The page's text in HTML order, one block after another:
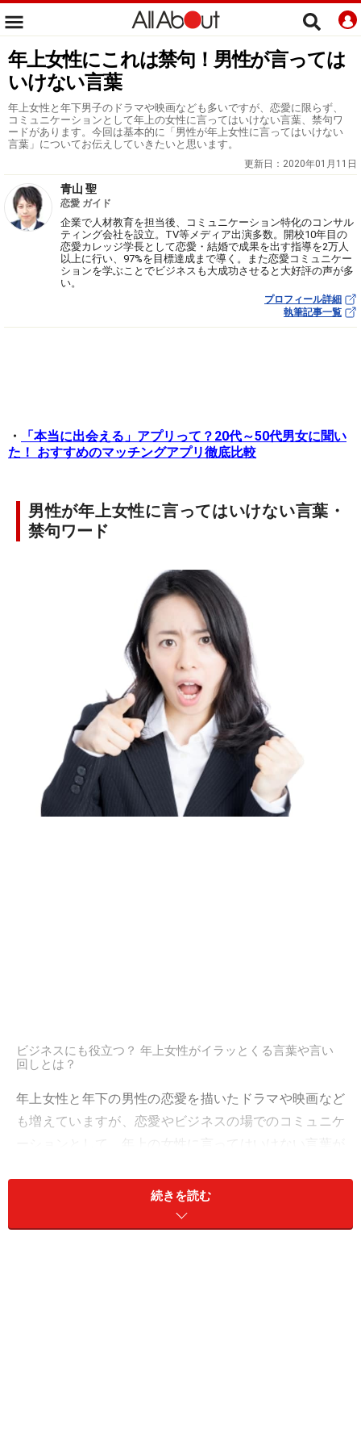
年上女性にこれは禁句！男性が言っては
いけない言葉
年上女性と年下男子のドラマや映画なども多いですが、恋愛に限らず、
コミュニケーションとして年上の女性に言ってはいけない言葉、禁句ワ
ードがあります。今回は基本的に「男性が年上女性に言ってはいけない
言葉」についてお伝えしていきたいと思います。
更新日： 2020年01月11日
青山 聖
恋愛 ガイド
企業で人材教育を担当後、コミュニケーション特化のコンサル
ティング会社を設立。TV等メディア出演多数。開校10年目の
恋愛カレッジ学長として恋愛・結婚で成果を出す指導を2万人
以上に行い、97%を目標達成まで導く。また恋愛コミュニケー
ションを学ぶことでビジネスも大成功させると大好評の声が多
い。
プロフィール詳細
執筆記事一覧
・
「本当に出会える」アプリって？20代～50代男女に聞い
た！ おすすめのマッチングアプリ徹底比較
男性が年上女性に言ってはいけない言葉・
禁句ワード
ビジネスにも役立つ？ 年上女性がイラッとくる言葉や言い
回しとは？
年上女性と年下の男性の恋愛を描いたドラマや映画など
も増えていますが、恋愛やビジネスの場でのコミュニケ
ーションとして、年上の女性に言ってはいけない言葉が
次に挙げる言葉も、とくに悪気なく、むしろ親近感を表
す言葉として発していることもあると思います。しか
続きを読む